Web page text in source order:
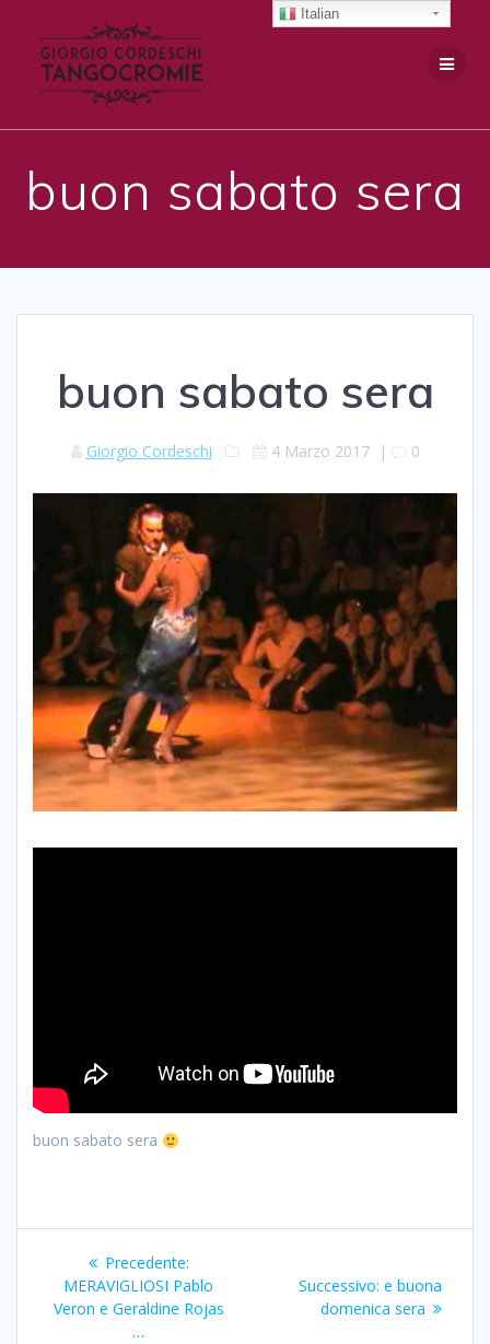
buon sabato sera
buon sabato sera
Giorgio Cordeschi 4 Marzo 2017| 0
buon sabato sera
Navigazione
articoli
Precedente:Articolo
precedente:
MERAVIGLIOSI Pablo
Veron e Geraldine Rojas
…
Successivo: Articolo
successivo:
e buona
domenica sera
Italian